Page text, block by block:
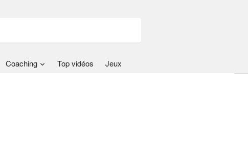
Coaching Top vidéos Jeux